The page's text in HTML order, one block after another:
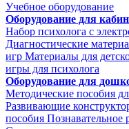
Учебное оборудование
Оборудование для
Набор психолога с
Диагностические
игр Материалы для
игры для психолога
Оборудование для
Методические пособия
Развивающие
пособия Познавательное